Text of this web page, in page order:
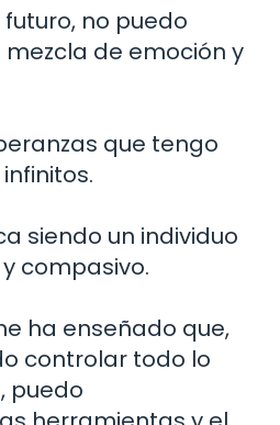
no puedo
de emoción y
que tengo
siendo un individuo
compasivo.
ha enseñado que,
controlar todo lo
puedo